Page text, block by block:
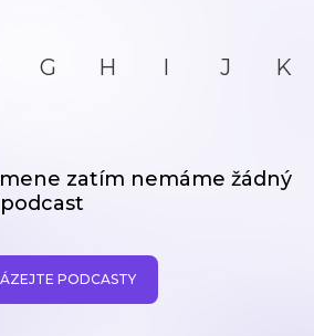
G H I J K
zatím nemáme žádný
podcast
PODCASTY